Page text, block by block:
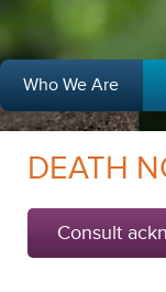
Who We Are
DEATH
Consult